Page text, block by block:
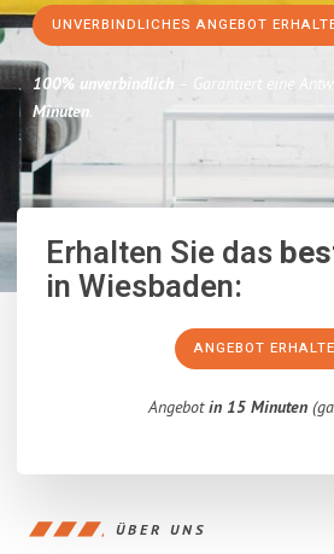
UNVERBINDLICHES ANGEBOT
100% unverbindlich – Garantiert eine
Minuten.
Erhalten Sie das
in Wiesbaden:
ANGEBOT
Angebotin 15 Minuten
ÜBER UNS